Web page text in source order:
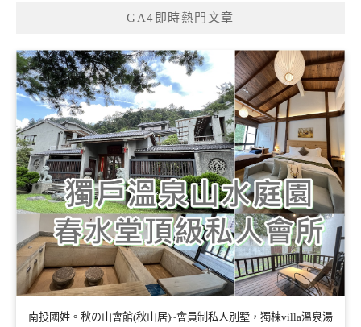
GA4即時熱門文章
南投國姓。秋の山會館(秋山居)~會員制私人別墅，獨棟villa溫泉湯